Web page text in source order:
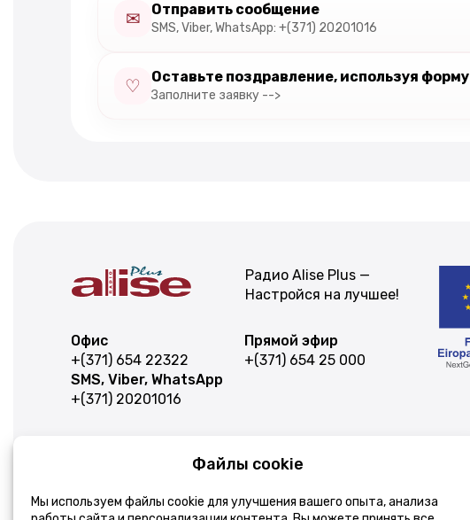
✉ Отправить сообщение
SMS, Viber, WhatsApp: +(371) 20201016
♡ Оставьте поздравление, используя форму
Заполните заявку -->
Радио Alise Plus —
Настройся на лучшее!
Офис
+(371) 654 22322
Прямой эфир
+(371) 654 25 000
SMS, Viber, WhatsApp
+(371) 20201016
Файлы cookie
Мы используем файлы cookie для улучшения вашего опыта, анализа